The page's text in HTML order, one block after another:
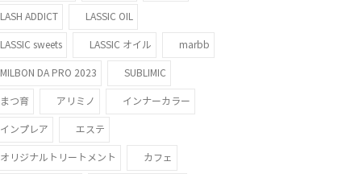
LASH ADDICT LASSIC OIL
LASSIC sweets LASSIC オイル marbb
MILBON DA PRO 2023 SUBLIMIC
まつ育 アリミノ インナーカラー
インプレア エステ
オリジナルトリートメント カフェ